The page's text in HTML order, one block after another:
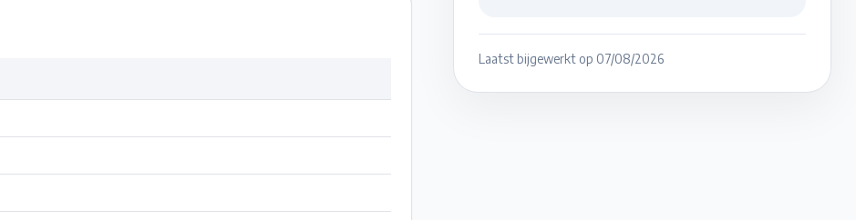
Laatst bijgewerkt op 07/08/2026